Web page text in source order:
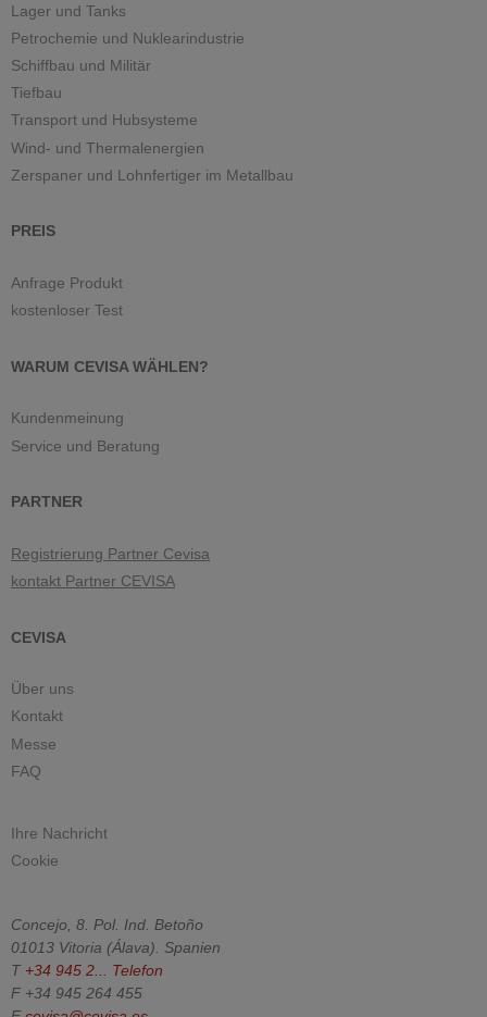
Lager und Tanks
Petrochemie und Nuklearindustrie
Schiffbau und Militär
Tiefbau
Transport und Hubsysteme
Wind- und Thermalenergien
Zerspaner und Lohnfertiger im Metallbau
PREIS
Anfrage Produkt
kostenloser Test
WARUM CEVISA WÄHLEN?
Kundenmeinung
Service und Beratung
PARTNER
Registrierung Partner Cevisa
kontakt Partner CEVISA
CEVISA
Über uns
Kontakt
Messe
FAQ
Ihre Nachricht
Cookie
Concejo, 8. Pol. Ind. Betoño
01013 Vitoria (Álava). Spanien
T +34 945 2... Telefon
F +34 945 264 455